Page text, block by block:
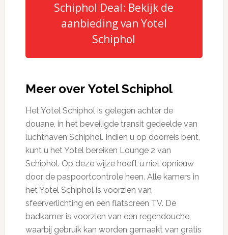
Schiphol Deal: Bekijk de
aanbieding van Yotel
Schiphol
Meer over Yotel Schiphol
Het Yotel Schiphol is gelegen achter de
douane, in het beveiligde transit gedeelde van
luchthaven Schiphol. Indien u op doorreis bent,
kunt u het Yotel bereiken Lounge 2 van
Schiphol. Op deze wijze hoeft u niet opnieuw
door de paspoortcontrole heen. Alle kamers in
het Yotel Schiphol is voorzien van
sfeerverlichting en een flatscreen TV. De
badkamer is voorzien van een regendouche,
waarbij gebruik kan worden gemaakt van gratis